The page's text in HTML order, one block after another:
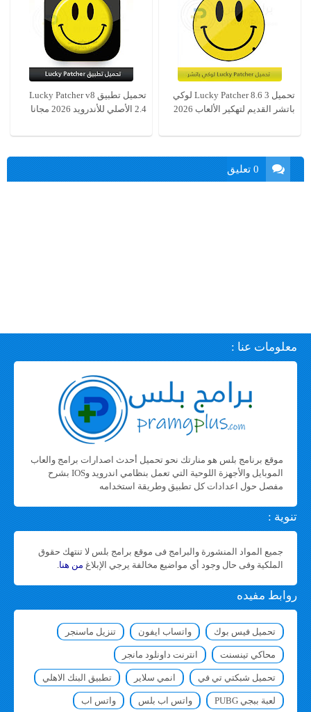
تحميل Lucky Patcher 8.6 3 لوكي
باتشر القديم لتهكير الألعاب 2026
تحميل تطبيق Lucky Patcher v8
2.4 الأصلي للأندرويد 2026 مجانا
0 تعليق
معلومات عنا :
موقع برنامج بلس هو منارتك نحو تحميل أحدث اصدارات برامج والعاب
الموبايل والأجهزة اللوحية التي تعمل بنظامي اندرويد وIOS بشرح
مفصل حول اعدادات كل تطبيق وطريقة استخدامه
تنوية :
جميع المواد المنشورة والبرامج فى موقع برامج بلس لا تنتهك حقوق
الملكية وفى حال وجود أي مواضيع مخالفة يرجي الإبلاغ من هنا
روابط مفيده
تحميل فيس بوك واتساب ايفون تنزيل ماسنجر
محاكي تينسنت انترنت داونلود مانجر
تحميل شبكتي تي في انمي سلاير تطبيق البنك الاهلي
لعبة ببجي PUBG واتس اب بلس واتس اب